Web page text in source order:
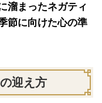
溜まったネガティ
節に向けた心の準
迎え方